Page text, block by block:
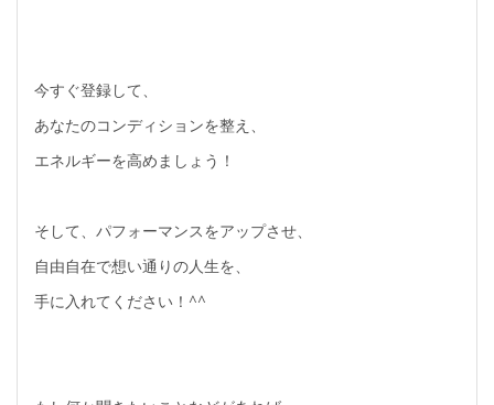
今すぐ登録して、
あなたのコンディションを整え、
エネルギーを高めましょう！
そして、パフォーマンスをアップさせ、
自由自在で想い通りの人生を、
手に入れてください！^^